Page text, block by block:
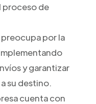
proceso de
por la
y garantizar
su destino.
cuenta con